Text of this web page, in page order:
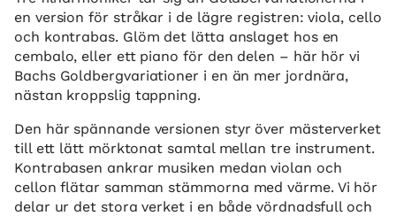
en version för stråkar i de lägre registren: viola, cello
och kontrabas. Glöm det lätta anslaget hos en
cembalo, eller ett piano för den delen – här hör vi
Bachs Goldbergvariationer i en än mer jordnära,
nästan kroppslig tappning.
Den här spännande versionen styr över mästerverket
till ett lätt mörktonat samtal mellan tre instrument.
Kontrabasen ankrar musiken medan violan och
cellon flätar samman stämmorna med värme. Vi hör
delar ur det stora verket i en både vördnadsfull och